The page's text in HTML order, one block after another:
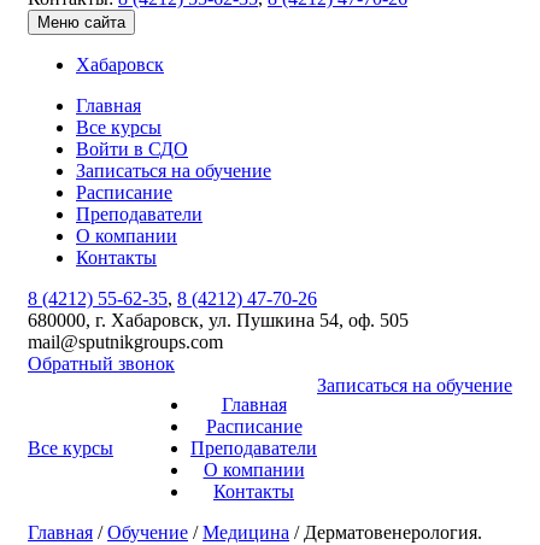
Меню сайта
Хабаровск
Главная
Все курсы
Войти в СДО
Записаться на обучение
Расписание
Преподаватели
О компании
Контакты
8 (4212) 55-62-35, 8 (4212) 47-70-26
680000, г. Хабаровск, ул. Пушкина 54, оф. 505
mail@sputnikgroups.com
Обратный звонок
Все курсы
Главная
Расписание
Преподаватели
О компании
Контакты
Записаться на обучение
Главная /Обучение /Медицина / Дерматовенерология.